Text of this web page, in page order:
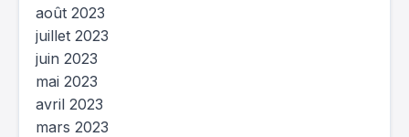
août 2023
juillet 2023
juin 2023
mai 2023
avril 2023
mars 2023